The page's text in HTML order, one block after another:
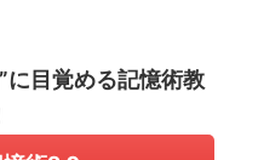
に目覚める記憶術教